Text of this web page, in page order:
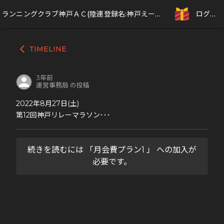
ランニングクラブ神戸ＡＣ(陸連登録名:神戸えーしー) ログイン
arrow_back_ios TIMELINE
3年前
運営事務局 の投稿
2022年8月27日(土)
第12回神戸リレーマラソン･･･
続きを読むには 「月会費プラン1 」 への加入が
必要です。